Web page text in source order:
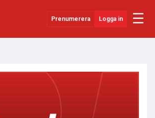
Prenumerera Logga in ☰